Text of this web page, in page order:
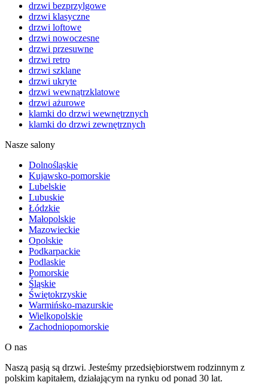
drzwi bezprzylgowe
drzwi klasyczne
drzwi loftowe
drzwi nowoczesne
drzwi przesuwne
drzwi retro
drzwi szklane
drzwi ukryte
drzwi wewnątrzklatowe
drzwi ażurowe
klamki do drzwi wewnętrznych
klamki do drzwi zewnętrznych
Nasze salony
Dolnośląskie
Kujawsko-pomorskie
Lubelskie
Lubuskie
Łódzkie
Małopolskie
Mazowieckie
Opolskie
Podkarpackie
Podlaskie
Pomorskie
Śląskie
Świętokrzyskie
Warmińsko-mazurskie
Wielkopolskie
Zachodniopomorskie
O nas
Naszą pasją są drzwi. Jesteśmy przedsiębiorstwem rodzinnym z
polskim kapitałem, działającym na rynku od ponad 30 lat.